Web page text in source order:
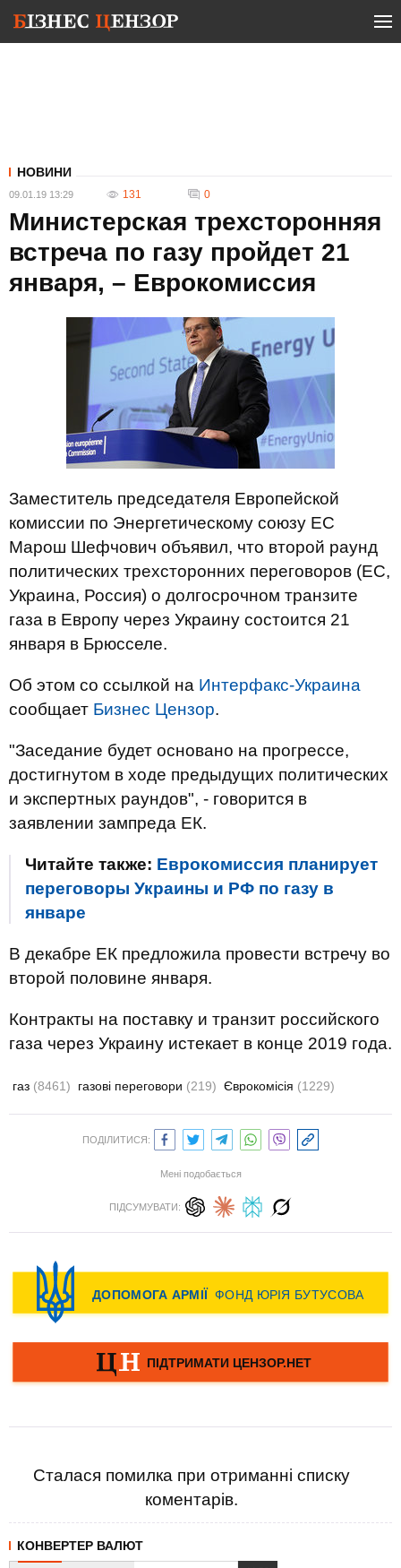
НОВИНИ
09.01.19 13:29 131 0
Министерская трехсторонняя
встреча по газу пройдет 21
января, – Еврокомиссия
Заместитель председателя Европейской
комиссии по Энергетическому союзу ЕС
Марош Шефчович объявил, что второй раунд
политических трехсторонних переговоров (ЕС,
Украина, Россия) о долгосрочном транзите
газа в Европу через Украину состоится 21
января в Брюсселе.
Об этом со ссылкой на Интерфакс-Украина
сообщает Бизнес Цензор.
"Заседание будет основано на прогрессе,
достигнутом в ходе предыдущих политических
и экспертных раундов", - говорится в
заявлении зампреда ЕК.
Читайте также: Еврокомиссия планирует
переговоры Украины и РФ по газу в
январе
В декабре ЕК предложила провести встречу во
второй половине января.
Контракты на поставку и транзит российского
газа через Украину истекает в конце 2019 года.
газ (8461) газові переговори (219) Єврокомісія (1229)
ПОДІЛИТИСЯ:
Мені подобається
ПІДСУМУВАТИ:
Сталася помилка при отриманні списку
коментарів.
КОНВЕРТЕР ВАЛЮТ